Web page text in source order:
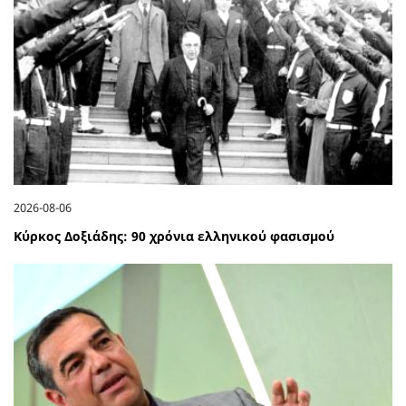
2026-08-06
Κύρκος Δοξιάδης: 90 χρόνια ελληνικού φασισμού